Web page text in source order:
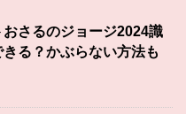
さるのジョージ2024識
る？かぶらない方法も